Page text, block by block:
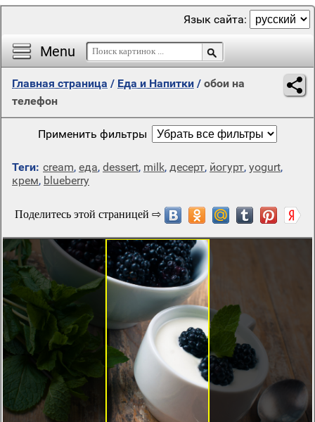
Menu
Язык сайта:
Главная страница / Еда и Напитки / обои на
телефон
Применить фильтры
Теги: cream, еда, dessert, milk, десерт, йогурт, yogurt,
крем, blueberry